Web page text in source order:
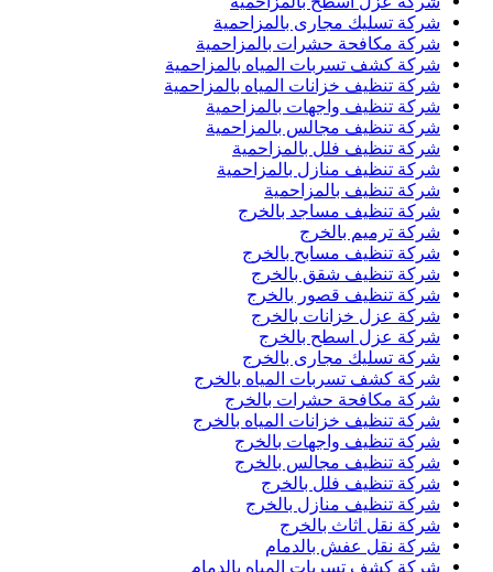
شركة تسليك مجارى بالمزاحمية
شركة مكافحة حشرات بالمزاحمية
شركة كشف تسربات المياه بالمزاحمية
شركة تنظيف خزانات المياه بالمزاحمية
شركة تنظيف واجهات بالمزاحمية
شركة تنظيف مجالس بالمزاحمية
شركة تنظيف فلل بالمزاحمية
شركة تنظيف منازل بالمزاحمية
شركة تنظيف بالمزاحمية
شركة تنظيف مساجد بالخرج
شركة ترميم بالخرج
شركة تنظيف مسابح بالخرج
شركة تنظيف شقق بالخرج
شركة تنظيف قصور بالخرج
شركة عزل خزانات بالخرج
شركة عزل اسطح بالخرج
شركة تسليك مجارى بالخرج
شركة كشف تسربات المياه بالخرج
شركة مكافحة حشرات بالخرج
شركة تنظيف خزانات المياه بالخرج
شركة تنظيف واجهات بالخرج
شركة تنظيف مجالس بالخرج
شركة تنظيف فلل بالخرج
شركة تنظيف منازل بالخرج
شركة نقل اثاث بالخرج
شركة نقل عفش بالدمام
شركة كشف تسربات المياه بالدمام